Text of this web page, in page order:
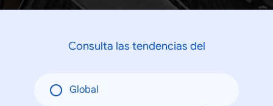
Consulta las tendencias del
Global